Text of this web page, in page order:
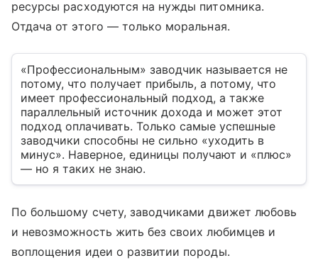
ресурсы расходуются на нужды питомника.
Отдача от этого — только моральная.
«Профессиональным» заводчик называется не
потому, что получает прибыль, а потому, что
имеет профессиональный подход, а также
параллельный источник дохода и может этот
подход оплачивать. Только самые успешные
заводчики способны не сильно «уходить в
минус». Наверное, единицы получают и «плюс»
— но я таких не знаю.
По большому счету, заводчиками движет любовь
и невозможность жить без своих любимцев и
воплощения идеи о развитии породы.